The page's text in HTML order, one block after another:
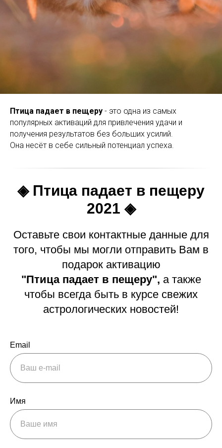
Птица падает в пещеру - это одна из самых
популярных активаций для привлечения удачи и
получения результатов без больших усилий.
Она несёт в себе сильный потенциал успеха.
◈ Птица падает в пещеру
2021 ◈
Оставьте свои контактные данные для
того, чтобы мы могли отправить Вам в
подарок активацию
"Птица падает в пещеру", а также
чтобы всегда быть в курсе свежих
астрологических новостей!
Email
Имя